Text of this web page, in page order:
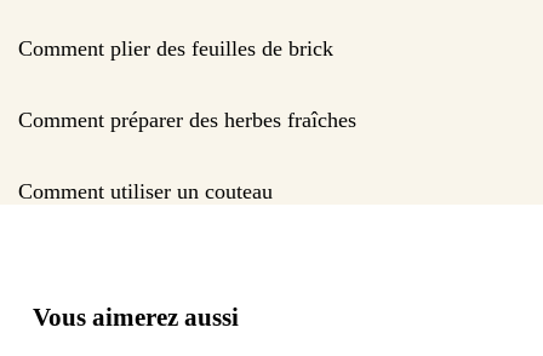
Comment plier des feuilles de brick
Comment préparer des herbes fraîches
Comment utiliser un couteau
Vous aimerez aussi